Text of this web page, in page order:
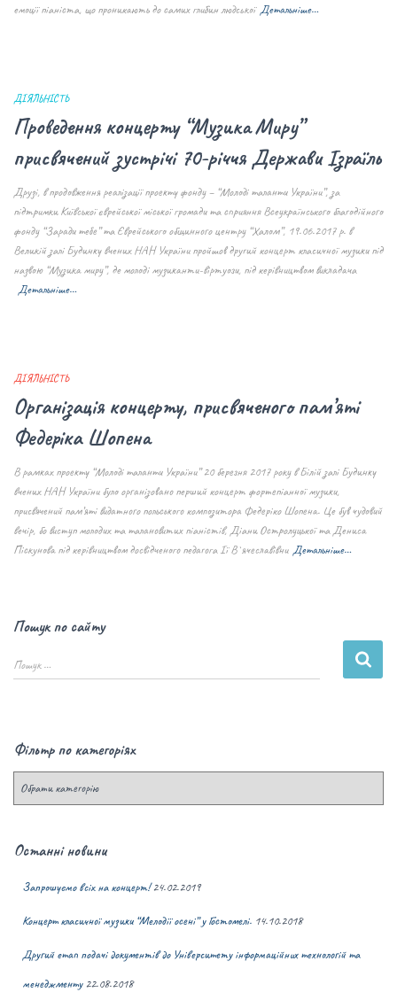
емоції піаніста, що проникають до самих глибин людської Детальніше…
ДІЯЛЬНІСТЬ
Проведення концерту “Музика Миру”
присвячений зустрічі 70-річчя Держави Ізраїль
Друзі, в продовження реалізації проекту фонду – “Молоді таланти України”, за
підтримки Київської єврейської міської громади та сприяння Всеукраїнського благодійного
фонду “Заради тебе” та Єврейського общинного центру “Халом”, 19.06.2017 р. в
Великій залі Будинку вчених НАН України пройшов другий концерт класичної музики під
назвою “Музика миру”, де молоді музиканти-віртуози, під керівництвом викладача
Детальніше…
ДІЯЛЬНІСТЬ
Організація концерту, присвяченого пам’яті
Федеріка Шопена
В рамках проекту “Молоді таланти України” 20 березня 2017 року в Білій залі Будинку
вчених НАН України було організовано перший концерт фортепіанної музики,
присвячений пам’яті видатного польського композитора Федеріко Шопена. Це був чудовий
вечір, бо виступ молодих та талановитих піаністів, Діани Остролуцької та Дениса
Піскунова під керівництвом досвідченого педагога Ії В`ячеславівни Детальніше…
Пошук по сайту
Пошук …
Фільтр по категоріях
Останні новини
Запрошуємо всіх на концерт! 24.02.2019
Концерт класичної музики “Мелодії осені” у Гостомелі. 14.10.2018
Другий етап подачі документів до Університету інформаційних технологій та
менеджменту 22.08.2018